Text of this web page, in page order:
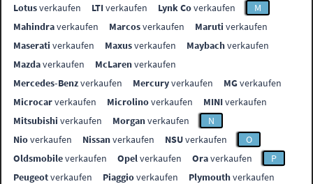
Lotusverkaufen LTIverkaufen Lynk Coverkaufen
M
Mahindraverkaufen Marcosverkaufen Maruti verkaufen
Maserati verkaufen Maxusverkaufen Maybachverkaufen
Mazdaverkaufen McLarenverkaufen
Mercedes-Benzverkaufen Mercuryverkaufen MGverkaufen
Microcarverkaufen Microlinoverkaufen MINIverkaufen
Mitsubishi verkaufen Morganverkaufen
N
Nioverkaufen Nissanverkaufen NSUverkaufen
O
Oldsmobileverkaufen Opelverkaufen Oraverkaufen
P
Peugeotverkaufen Piaggioverkaufen Plymouthverkaufen